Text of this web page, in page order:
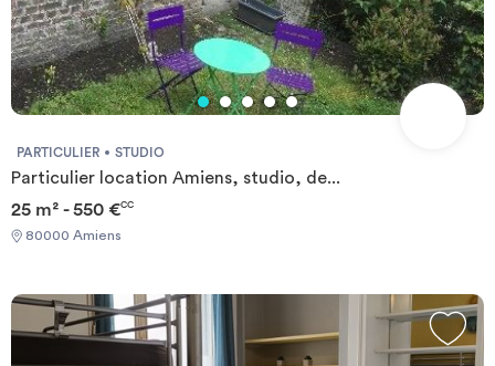
PARTICULIER STUDIO
Particulier location Amiens, studio, de...
25 m² - 550 €CC
80000 Amiens